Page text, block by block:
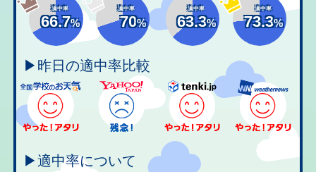
適中率
66.7%
適中率
70%
適中率
63.3%
適中率
73.3%
▶昨日の適中率比較
▶適中率について